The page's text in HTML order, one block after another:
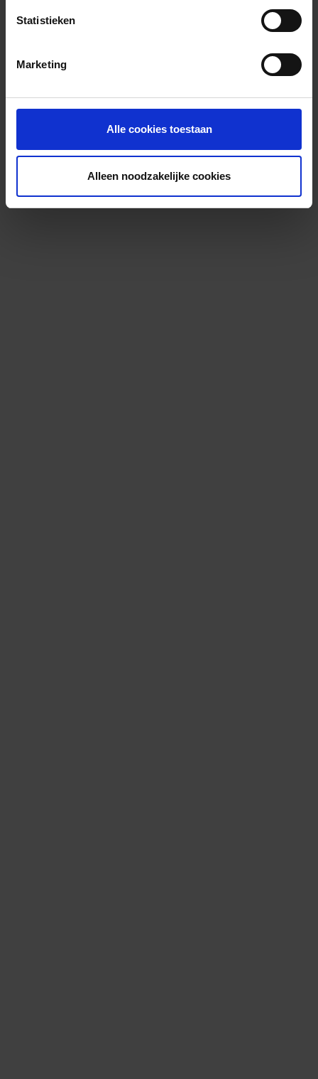
Statistieken
Marketing
Alle cookies toestaan
Alleen noodzakelijke cookies